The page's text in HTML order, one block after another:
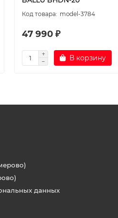
model-3784
47 990 ₽
В корзину
данных